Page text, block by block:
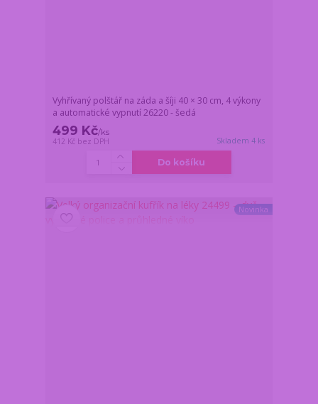
Vyhřívaný polštář na záda a šíji 40 × 30 cm, 4 výkony
a automatické vypnutí 26220 - šedá
499 Kč/ks
412 Kč bez DPH Skladem 4 ks
Do košíku
Novinka